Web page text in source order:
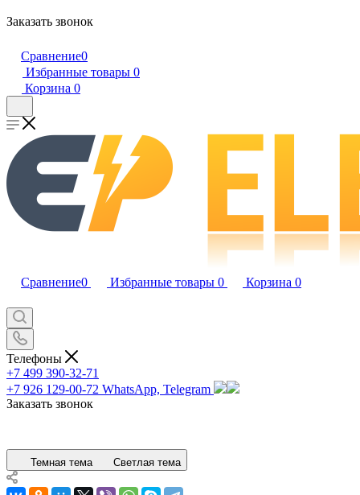
Заказать звонок
Сравнение0
Избранные товары 0
Корзина 0
Сравнение0 Избранные товары 0 Корзина 0
Телефоны
+7 499 390-32-71
+7 926 129-00-72 WhatsApp, Telegram
Заказать звонок
Темная тема Светлая тема